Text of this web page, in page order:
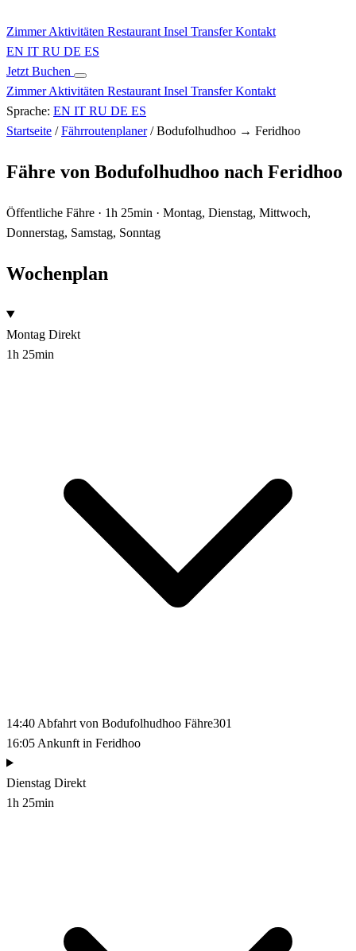
ZimmerAktivitäten Restaurant Insel TransferKontakt
EN IT RU DE ES
Jetzt Buchen
ZimmerAktivitäten Restaurant Insel TransferKontakt
Sprache: EN IT RU DE ES
Startseite / Fährroutenplaner / Bodufolhudhoo → Feridhoo
Fähre von Bodufolhudhoo nach Feridhoo
Öffentliche Fähre · 1h 25min · Montag, Dienstag, Mittwoch,
Donnerstag, Samstag, Sonntag
Wochenplan
Montag Direkt
1h 25min
14:40 Abfahrt von Bodufolhudhoo Fähre301
16:05 Ankunft in Feridhoo
Dienstag Direkt
1h 25min